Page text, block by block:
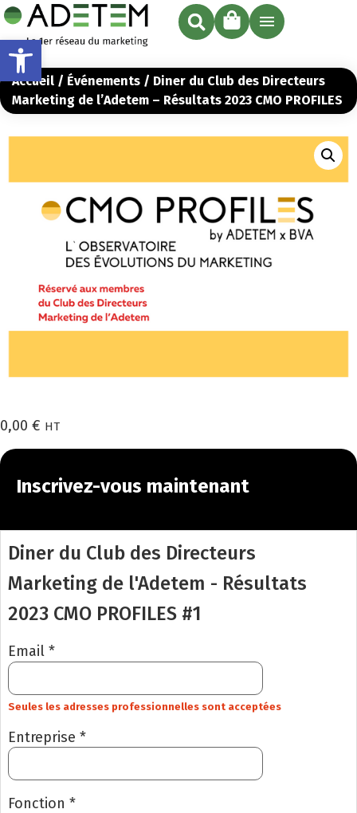
Ouvrir la barre d’outils
Accueil / Événements / Diner du Club des Directeurs
Marketing de l’Adetem – Résultats 2023 CMO PROFILES
0,00 € HT
Inscrivez-vous maintenant
Diner du Club des Directeurs
Marketing de l'Adetem - Résultats
2023 CMO PROFILES #1
Email *
Seules les adresses professionnelles sont acceptées
Entreprise *
Fonction *